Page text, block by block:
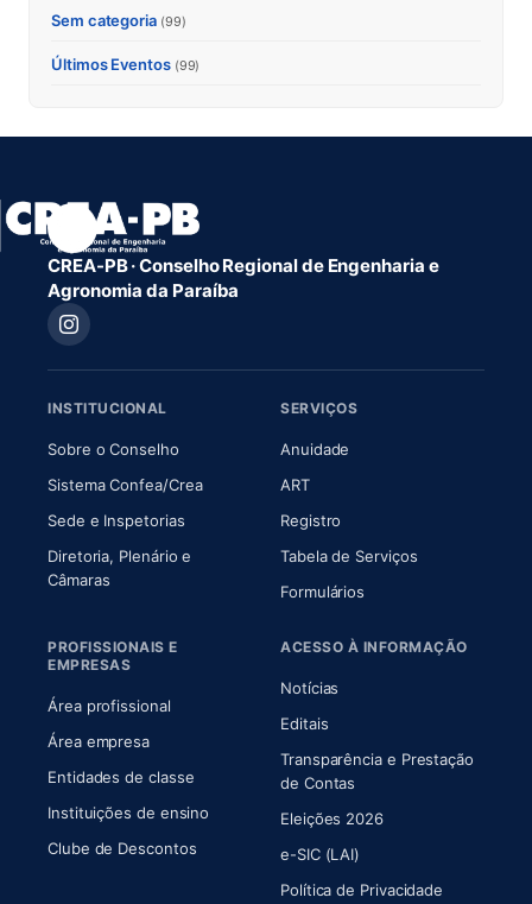
Sem categoria (99)
Últimos Eventos (99)
CREA-PB · Conselho Regional de Engenharia e
Agronomia da Paraíba
INSTITUCIONAL
Sobre o Conselho(abre em nova aba)
Sistema Confea/Crea(abre em nova aba)
Sede e Inspetorias
Diretoria, Plenário e
Câmaras(abre em nova aba)
SERVIÇOS
Anuidade
ART(abre em nova aba)
Registro
Tabela de Serviços
Formulários
PROFISSIONAIS E
EMPRESAS
Área profissional
Área empresa
Entidades de classe
Instituições de ensino
Clube de Descontos
ACESSO À INFORMAÇÃO
Notícias
Editais
Transparência e Prestação
de Contas
Eleições 2026
e-SIC (LAI)
Política de Privacidade